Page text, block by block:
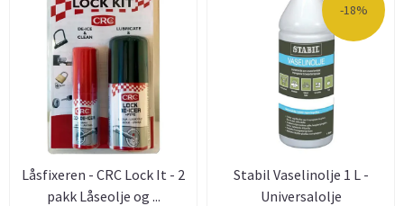
Låsfixeren - CRC Lock It - 2
pakk Låseolje og ...
-18%
Stabil Vaselinolje 1 L -
Universalolje